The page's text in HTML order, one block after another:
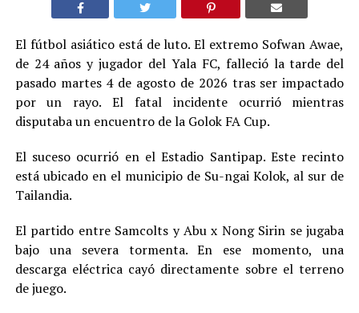
El fútbol asiático está de luto. El extremo Sofwan Awae,
de 24 años y jugador del Yala FC, falleció la tarde del
pasado martes 4 de agosto de 2026 tras ser impactado
por un rayo. El fatal incidente ocurrió mientras
disputaba un encuentro de la Golok FA Cup.
El suceso ocurrió en el Estadio Santipap. Este recinto
está ubicado en el municipio de Su-ngai Kolok, al sur de
Tailandia.
El partido entre Samcolts y Abu x Nong Sirin se jugaba
bajo una severa tormenta. En ese momento, una
descarga eléctrica cayó directamente sobre el terreno
de juego.